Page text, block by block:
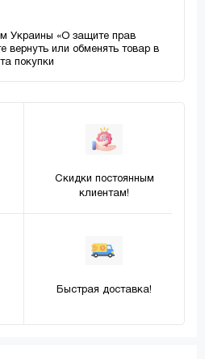
Украины «О защите прав
вернуть или обменять товар в
покупки
Скидки постоянным
клиентам!
Быстрая доставка!